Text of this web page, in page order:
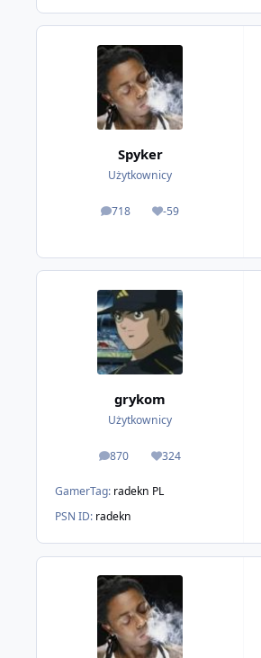
Spyker
Użytkownicy
718
odpowiedzi-59
Reputacja
grykom
Użytkownicy
870
odpowiedzi324
Reputacja
GamerTag: radekn PL
PSN ID: radekn